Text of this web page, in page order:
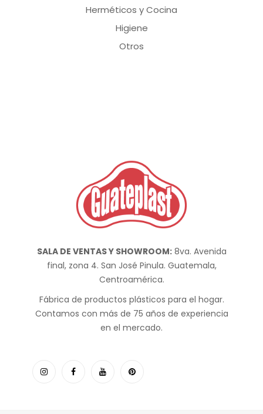
Herméticos y Cocina
Higiene
Otros
SALA DE VENTAS Y SHOWROOM:8va. Avenida
final, zona 4. San José Pinula. Guatemala,
Centroamérica.
Fábrica de productos plásticos para el hogar.
Contamos con más de 75 años de experiencia
en el mercado.